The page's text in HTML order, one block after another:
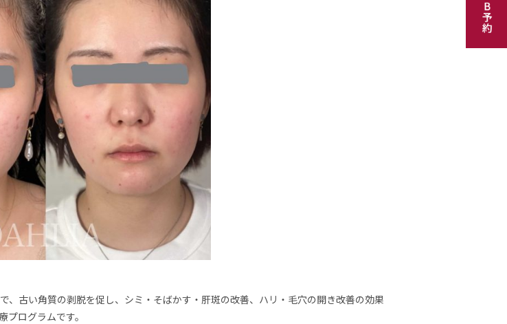
、古い角質の剥脱を促し、シミ・そばかす・肝斑の改善、ハリ・毛穴の開き改善の効果
ログラムです。